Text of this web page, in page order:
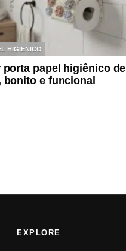
HIGIENICO
porta papel higiênico de
e funcional
EXPLORE